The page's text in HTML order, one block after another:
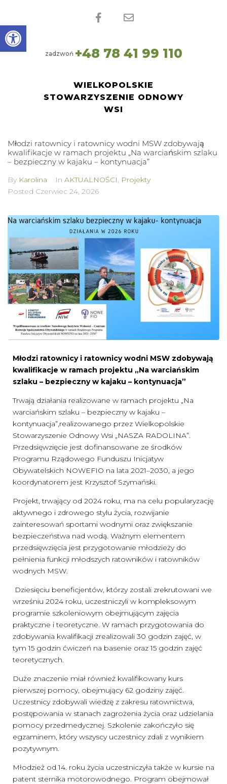
Open toolbar
WIELKOPOLSKIE
STOWARZYSZENIE ODNOWY
WSI
zadzwoń +48
Młodzi ratownicy i ratownicy wodni MSW zdobywają
kwalifikacje w ramach projektu „Na warciańskim szlaku
– bezpieczny w kajaku – kontynuacja”
By Karolina In AKTUALNOŚCI, Projekty
Posted Czerwiec 24, 2026
Młodzi ratownicy i ratownicy wodni MSW zdobywają
kwalifikacje w ramach projektu „Na warciańskim
szlaku – bezpieczny w kajaku – kontynuacja”
Trwają działania realizowane w ramach projektu „Na
warciańskim szlaku – bezpieczny w kajaku –
kontynuacja”,realizowanego przez Wielkopolskie
Stowarzyszenie Odnowy Wsi „NASZA RADOLINA”.
Przedsięwzięcie jest dofinansowane ze środków
Programu Rządowego Funduszu Inicjatyw
Obywatelskich NOWEFIO na lata 2021–2030, a jego
koordynatorem jest Krzysztof Szymański.
Projekt, trwający od 2024 roku, ma na celu popularyzację
aktywnego i zdrowego stylu życia, rozwijanie
zainteresowań sportami wodnymi oraz zwiększanie
bezpieczeństwa nad wodą. Ważnym elementem
przedsięwzięcia jest przygotowanie młodzieży do
pełnienia funkcji młodszych ratowników i ratowników
wodnych MSW.
Dziesięciu beneficjentów, którzy zostali zrekrutowani we
wrześniu 2024 roku, uczestniczyli w kompleksowym
programie szkoleniowym obejmującym zajęcia
praktyczne i teoretyczne. W ramach przygotowania do
zdobywania kwalifikacji zrealizowali 30 godzin zajęć, w
tym 15 godzin ćwiczeń na basenie oraz 15 godzin zajęć
teoretycznych.
Duże znaczenie miał również kwalifikowany kurs
pierwszej pomocy, obejmujący 62 godziny zajęć.
Uczestnicy zdobywali wiedzę z zakresu ratownictwa,
postępowania w stanach zagrożenia życia oraz udzielania
pomocy przedmedycznej. Szkolenie zakończyło się
egzaminem, który wszyscy uczestnicy zdali z wynikiem
pozytywnym.
Młodzież od 14. roku życia uczestniczyła także w kursie na
patent sternika motorowodnego. Program obejmował